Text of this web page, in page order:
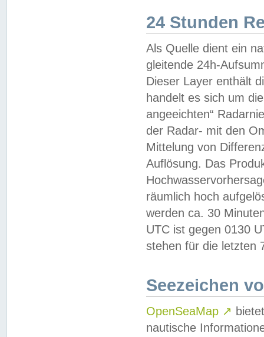
24 Stunden
Als Quelle dient ein
gleitende 24h-
Dieser Layer enthält
handelt es sich um
angeeichten“
der Radar- mit den
Mittelung von
Auflösung. Das
räumlich hoch
werden ca. 30
UTC ist gegen 0130
stehen für die letzten
Seezeichen
OpenSeaMap ↗
nautische